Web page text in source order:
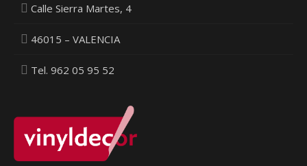
Calle Sierra Martes, 4
46015 – VALENCIA
Tel. 962 05 95 52